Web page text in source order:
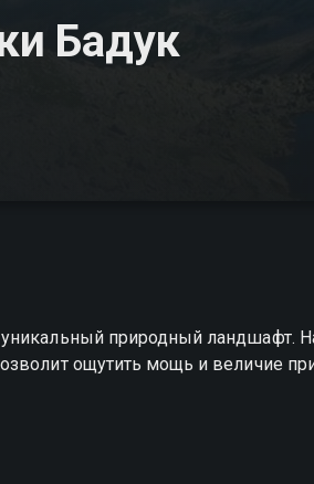
Бадук
природный ландшафт.
ощутить мощь и величие